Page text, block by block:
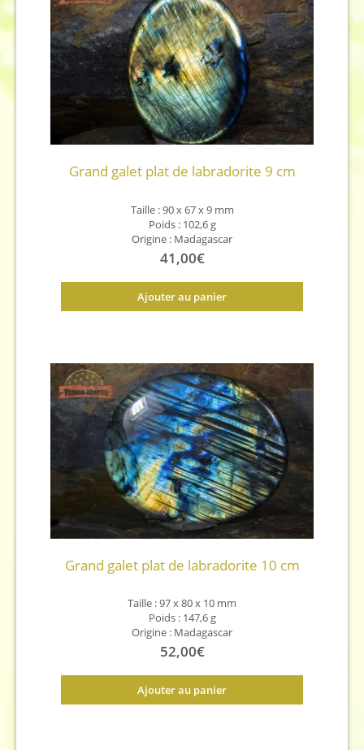
Grand galet plat de labradorite 9 cm
Taille : 90 x 67 x 9 mm
Poids : 102,6 g
Origine : Madagascar
41,00€
Ajouter au panier
Grand galet plat de labradorite 10 cm
Taille : 97 x 80 x 10 mm
Poids : 147,6 g
Origine : Madagascar
52,00€
Ajouter au panier